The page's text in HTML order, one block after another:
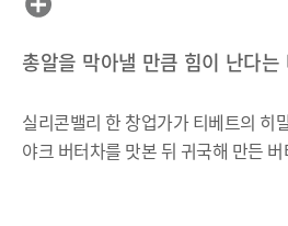
총알을 막아낼 만큼 힘이 난다는
실리콘밸리 한 창업가가 티베트의 히
야크 버터차를 맛본 뒤 귀국해 만든